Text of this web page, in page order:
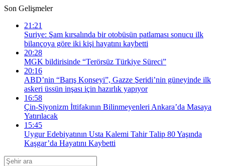
Son Gelişmeler
21:21
Suriye: Şam kırsalında bir otobüsün patlaması sonucu ilk
bilançoya göre iki kişi hayatını kaybetti
20:28
MGK bildirisinde “Terörsüz Türkiye Süreci”
20:16
ABD’nin “Barış Konseyi”, Gazze Şeridi’nin güneyinde ilk
askeri üssün inşası için hazırlık yapıyor
16:58
Çin-Siyonizm İttifakının Bilinmeyenleri Ankara’da Masaya
Yatırılacak
15:45
Uygur Edebiyatının Usta Kalemi Tahir Talip 80 Yaşında
Kaşgar’da Hayatını Kaybetti